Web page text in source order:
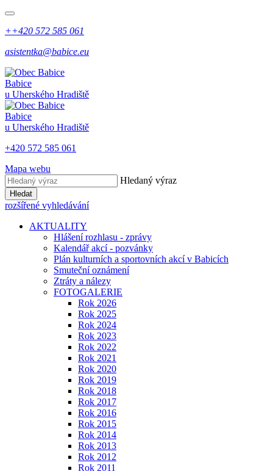
++420 572 585 061
asistentka@babice.eu
Babice
u Uherského Hradiště
Babice
u Uherského Hradiště
+420 572 585 061
Mapa webu
Hledaný výraz
Hledat
rozšířené vyhledávání
AKTUALITY
Hlášení rozhlasu - zprávy
Kalendář akcí - pozvánky
Plán kulturních a sportovních akcí v Babicích
Smuteční oznámení
Ztráty a nálezy
FOTOGALERIE
Rok 2026
Rok 2025
Rok 2024
Rok 2023
Rok 2022
Rok 2021
Rok 2020
Rok 2019
Rok 2018
Rok 2017
Rok 2016
Rok 2015
Rok 2014
Rok 2013
Rok 2012
Rok 2011